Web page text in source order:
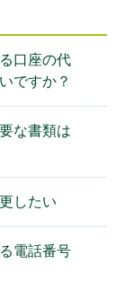
口座の代
ですか？
な書類は
したい
電話番号